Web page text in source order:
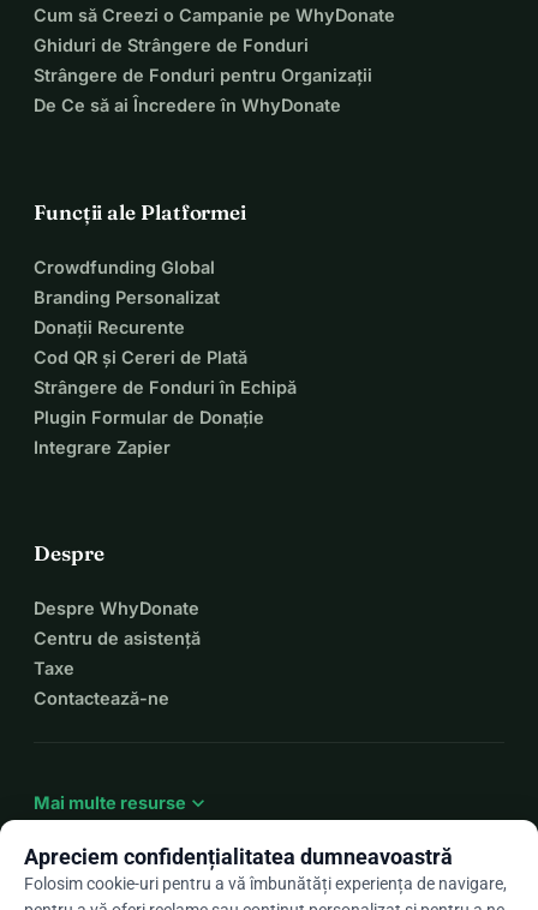
Cum să Creezi o Campanie pe WhyDonate
Ghiduri de Strângere de Fonduri
Strângere de Fonduri pentru Organizații
De Ce să ai Încredere în WhyDonate
Funcții ale Platformei
Crowdfunding Global
Branding Personalizat
Donații Recurente
Cod QR și Cereri de Plată
Strângere de Fonduri în Echipă
Plugin Formular de Donație
Integrare Zapier
Despre
Despre WhyDonate
Centru de asistență
Taxe
Contactează-ne
Mai multe resurse expand_more
Apreciem confidențialitatea dumneavoastră
Folosim cookie-uri pentru a vă îmbunătăți experiența de navigare,